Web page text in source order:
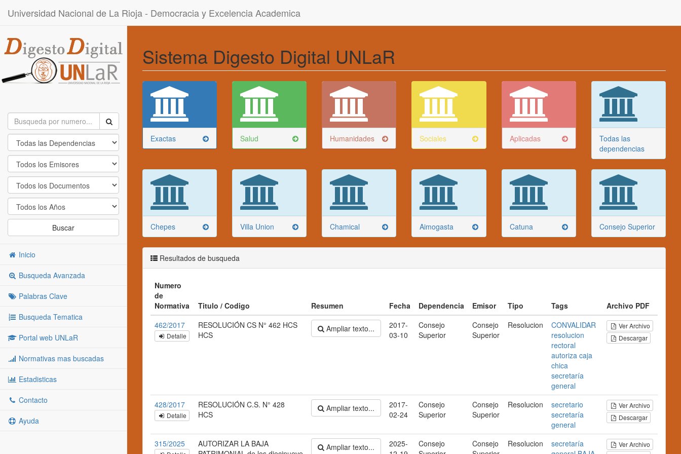
Universidad Nacional de La Rioja - Democracia y Excelencia Academica
Buscar
Inicio
Busqueda Avanzada
Palabras Clave
Busqueda Tematica
Portal web UNLaR
Normativas mas buscadas
Estadisticas
Contacto
Ayuda
Sistema Digesto Digital UNLaR
Exactas Salud Humanidades Sociales Aplicadas
Todas las
dependencias
Chepes Villa Union Chamical Aimogasta Catuna Consejo Superior
Resultados de busqueda
Numero
de
Normativa
Titulo / Codigo Resumen Fecha Dependencia Emisor Tipo Tags
Archivo PDF
462/2017
Detalle
RESOLUCIÓN CS N° 462 HCS
HCS
Ampliar texto...
2017-
03-10
Consejo
Superior
Consejo
Superior
Resolucion
CONVALIDAR
resolucion
rectoral
autoriza caja
chica
secretaría
general
Ver Archivo
Descargar
428/2017
Detalle
RESOLUCIÓN C.S. N° 428
HCS
Ampliar texto...
2017-
02-24
Consejo
Superior
Consejo
Superior
Resolucion
secretario
secretaría
general
Ver Archivo
Descargar
315/2025
AUTORIZAR LA BAJA
Ampliar texto...
2025-
Consejo
Consejo
Resolucion
secretaría
Ver Archivo